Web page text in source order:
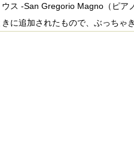
ス -San Gregorio Magno（ピア
に追加されたもので、ぶっちゃ